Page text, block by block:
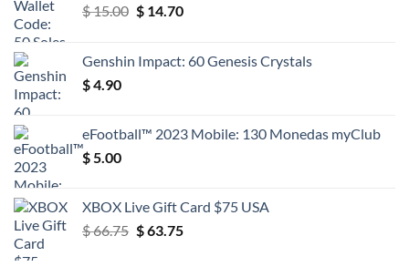
$15.00 El
era:
$14.70El
es:
Genshin Impact: 60 Genesis Crystals
$4.90
eFootball™ 2023 Mobile: 130 Monedas myClub
$5.00
XBOX Live Gift Card $75 USA
$66.75 El
$63.75El